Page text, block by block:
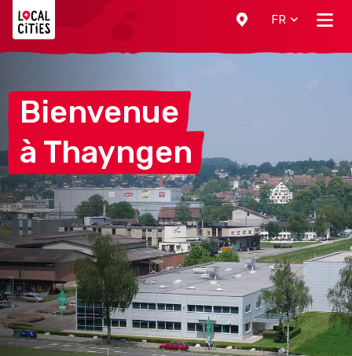
FR
Bienvenue
à Thayngen